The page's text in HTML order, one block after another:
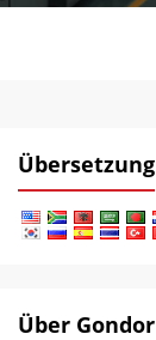
Übersetzung
Über Gondor